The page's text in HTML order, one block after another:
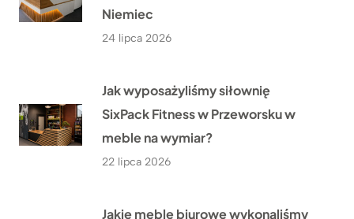
Niemiec
24 lipca 2026
Jak wyposażyliśmy siłownię
SixPack Fitness w Przeworsku w
meble na wymiar?
22 lipca 2026
Jakie meble biurowe wykonaliśmy